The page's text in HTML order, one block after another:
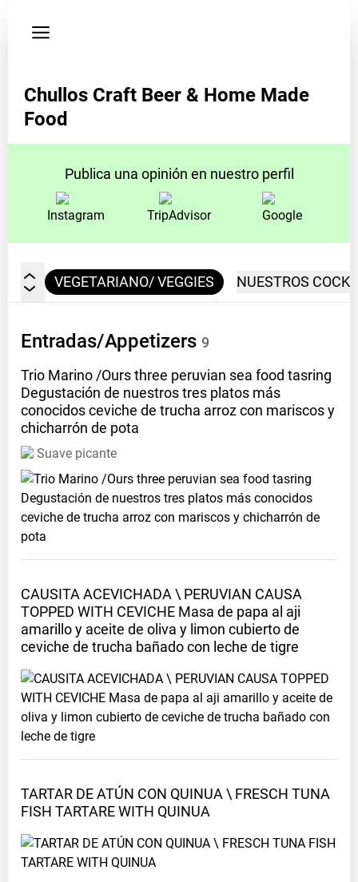
privacidad
Avenida
de
los
Machu
Picchu
Peru
Horario
de
del
Todos
los
dias
de
10am.
a
10pm.
Instagram
invites
+51
961773008
Chullos Craft Beer & Home Made
Food
Publica una opinión en nuestro perfil
Instagram TripAdvisor Google
VEGETARIANO/ VEGGIES NUESTROS
Entradas/Appetizers 9
Trio Marino /Ours three peruvian sea food tasring
Degustación de nuestros tres platos más
conocidos ceviche de trucha arroz con mariscos y
chicharrón de pota
Suave picante
CAUSITA ACEVICHADA \ PERUVIAN CAUSA
TOPPED WITH CEVICHE Masa de papa al aji
amarillo y aceite de oliva y limon cubierto de
ceviche de trucha bañado con leche de tigre
TARTAR DE ATÚN CON QUINUA \ FRESCH TUNA
FISH TARTARE WITH QUINUA